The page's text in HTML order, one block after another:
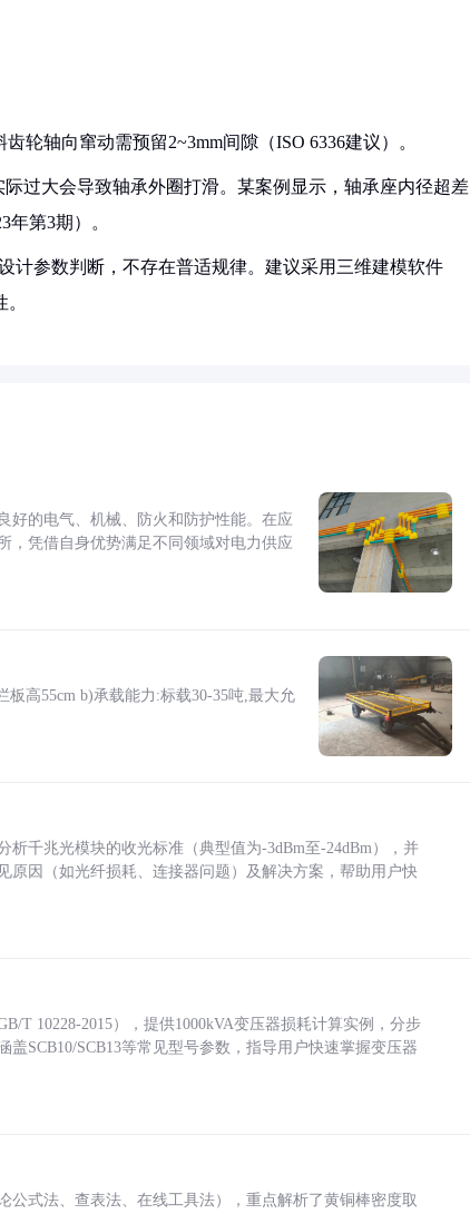
轮轴向窜动需预留2~3mm间隙（ISO 6336建议）。
过大会导致轴承外圈打滑。某案例显示，轴承座内径超差
第3期）。
计参数判断，不存在普适规律。建议采用三维建模软件
好的电气、机械、防火和防护性能。在应
，凭借自身优势满足不同领域对电力供应
板高55cm b)承载能力:标载30-35吨,最大允
千兆光模块的收光标准（典型值为-3dBm至-24dBm），并
因（如光纤损耗、连接器问题）及解决方案，帮助用户快
T 10228-2015），提供1000kVA变压器损耗计算实例，分步
SCB10/SCB13等常见型号参数，指导用户快速掌握变压器
式法、查表法、在线工具法），重点解析了黄铜棒密度取